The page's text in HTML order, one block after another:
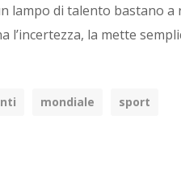
lampo di talento bastano a
l’incertezza, la mette
mondiale sport